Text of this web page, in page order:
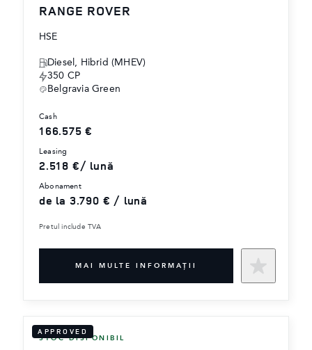
RANGE ROVER
HSE
Diesel, Hibrid (MHEV)
350 CP
Belgravia Green
cash
166.575 €
leasing
2.518 €/ lună
abonament
de la 3.790 € / lună
Pretul include TVA
MAI MULTE INFORMAŢII
APPROVED
STOC DISPONIBIL